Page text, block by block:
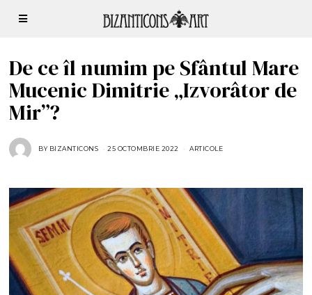
De ce îl numim pe Sfântul Mare
Mucenic Dimitrie „Izvorâtor de
Mir”?
BY BIZANTICONS 25 OCTOMBRIE 2022
O
M
R
I
E
2
0
2
ARTICOLE